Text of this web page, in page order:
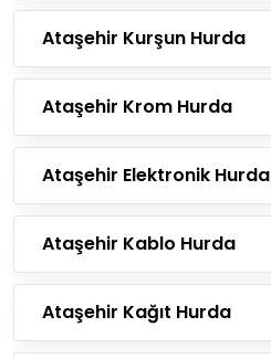
Ataşehir Kurşun Hurda
Ataşehir Krom Hurda
Ataşehir Elektronik Hurda
Ataşehir Kablo Hurda
Ataşehir Kağıt Hurda